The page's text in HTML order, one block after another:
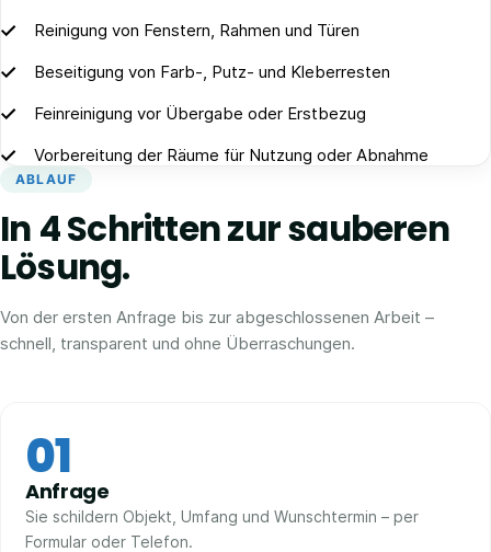
Reinigung von Fenstern, Rahmen und Türen
Beseitigung von Farb-, Putz- und Kleberresten
Feinreinigung vor Übergabe oder Erstbezug
Vorbereitung der Räume für Nutzung oder Abnahme
ABLAUF
In 4 Schritten zur sauberen
Lösung.
Von der ersten Anfrage bis zur abgeschlossenen Arbeit –
schnell, transparent und ohne Überraschungen.
01
Anfrage
Sie schildern Objekt, Umfang und Wunschtermin – per
Formular oder Telefon.